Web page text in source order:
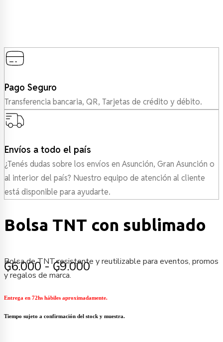
Pago Seguro
Transferencia bancaria, QR, Tarjetas de crédito y débito.
Envíos a todo el país
¿Tenés dudas sobre los envíos en Asunción, Gran Asunción o
al interior del país? Nuestro equipo de atención al cliente
está disponible para ayudarte.
Bolsa TNT con sublimado
₲6.000 - ₲9.000Rango
desde
₲6.000
Bolsa de TNT resistente y reutilizable para eventos, promos
y regalos de marca.
Entrega en 72hs hábiles aproximadamente.
Tiempo sujeto a confirmación del stock y muestra.